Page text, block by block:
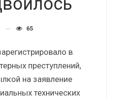
65
в
преступлений,
на заявление
технических